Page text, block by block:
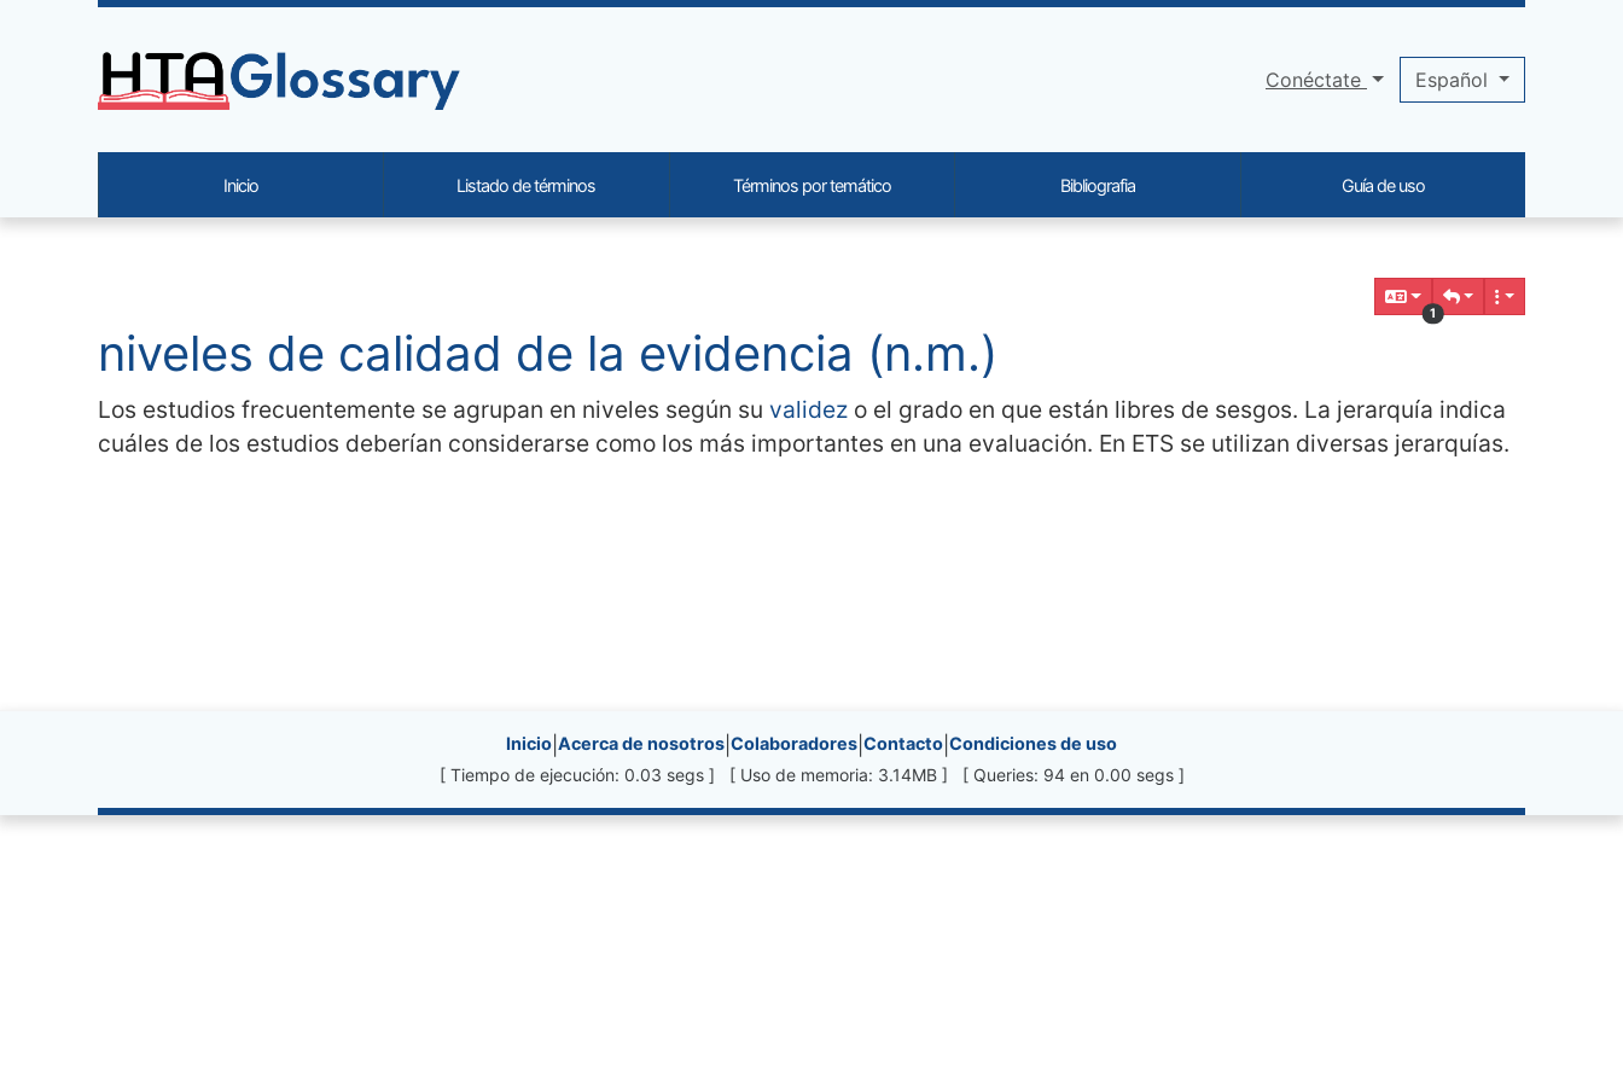
Navigation and related functionality and content
1
niveles de calidad de la evidencia (n.m.)
Los estudios frecuentemente se agrupan en niveles según su validezo el grado en que están libres de sesgos. La jerarquía indica
cuáles de los estudios deberían considerarse como los más importantes en una evaluación. En ETS se utilizan diversas jerarquías.
Site information, links, etc.
Inicio Acerca de nosotros Colaboradores Contacto Condiciones de uso
[ Tiempo de ejecución: 0.03 segs ] [ Uso de memoria: 3.14MB ] [ Queries: 94 en 0.00 segs ]
Site identity, navigation, etc.
Conéctate Español
Inicio Listado de términos Términos por temático Bibliografia Guía de uso